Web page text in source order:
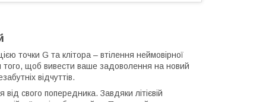
точки G та клітора – втілення неймовірної
щоб вивести ваше задоволення на новий
відчуттів.
свого попередника. Завдяки літієвій